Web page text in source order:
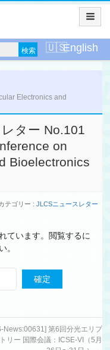
English
Electronics and
ター No.101
on
Bioelectronics
テゴリー :JLCSニュースレター
ています。閲覧するに
。
News:00631] 第6回分光エリプ
リー 国際会議：ICSE-VI（5月